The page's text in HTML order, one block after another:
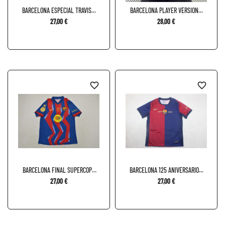
BARCELONA ESPECIAL TRAVIS...
27,00 €
BARCELONA PLAYER VERSION...
28,00 €
BARCELONA FINAL SUPERCOPA
2026
27,00 €
favorite_border
BARCELONA 125 ANIVERSARIO...
27,00 €
favorite_border